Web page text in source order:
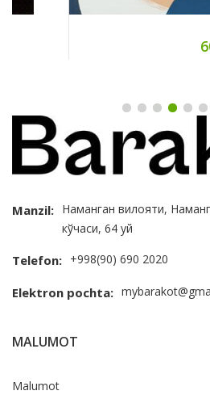
60 000
Manzil: Наманган вилояти,
кўчаси, 64 уй
Telefon: +998(90) 690 2020
Elektron pochta:
MALUMOT
Malumot